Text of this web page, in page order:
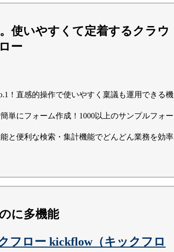
使いやすくて定着するクラウ
ー
！直感的操作で使いやすく稟議も運用できる機
単にフォーム作成！1000以上のサンプルフォー
と便利な検索・集計機能でどんどん業務を効率
に多機能
フロー kickflow（キックフロ